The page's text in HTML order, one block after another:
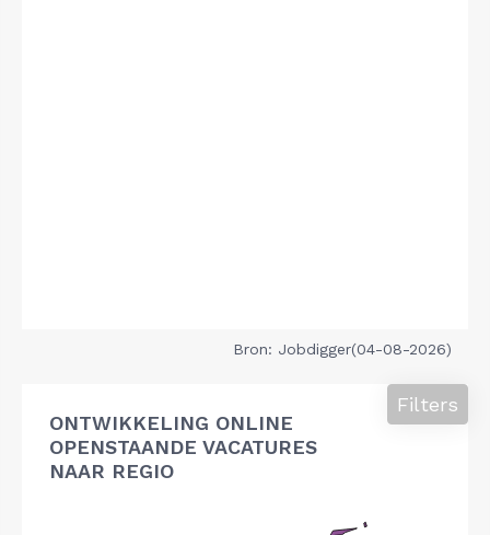
Bron: Jobdigger(04-08-2026)
ONTWIKKELING ONLINE
OPENSTAANDE VACATURES
NAAR REGIO
Filters